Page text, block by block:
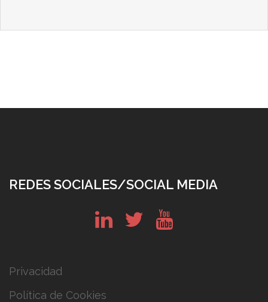
REDES SOCIALES/SOCIAL MEDIA
Privacidad
Política de Cookies